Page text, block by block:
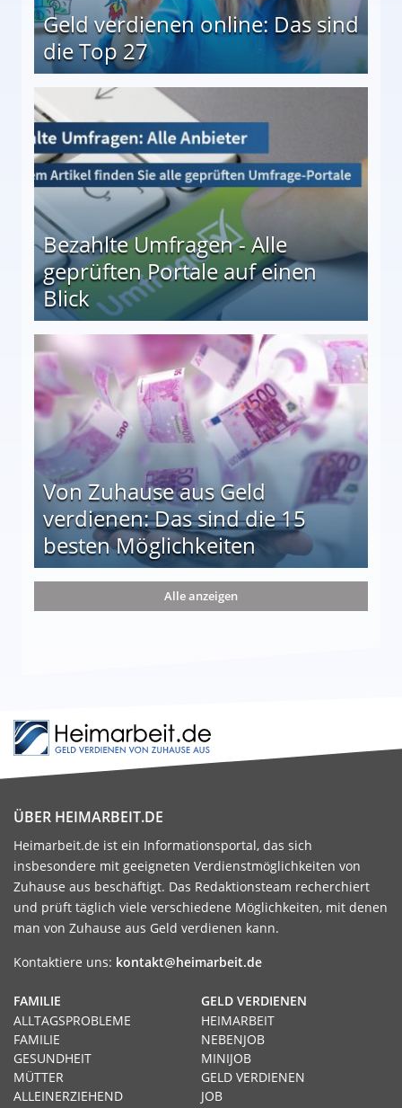
Geld verdienen online: Das sind
die Top 27
Bezahlte Umfragen - Alle
geprüften Portale auf einen
Blick
auf einen Blick
Von Zuhause aus Geld
verdienen: Das sind die 15
besten Möglichkeiten
die 15 besten Möglichkeiten
Alle anzeigen
ÜBER HEIMARBEIT.DE
Heimarbeit.de ist ein Informationsportal, das sich
insbesondere mit geeigneten Verdienstmöglichkeiten von
Zuhause aus beschäftigt. Das Redaktionsteam recherchiert
und prüft täglich viele verschiedene Möglichkeiten, mit denen
man von Zuhause aus Geld verdienen kann.
Kontaktiere uns: kontakt@heimarbeit.de
GELD VERDIENEN
HEIMARBEIT
NEBENJOB
MINIJOB
GELD VERDIENEN
JOB
FAMILIE
ALLTAGSPROBLEME
FAMILIE
GESUNDHEIT
MÜTTER
ALLEINERZIEHEND